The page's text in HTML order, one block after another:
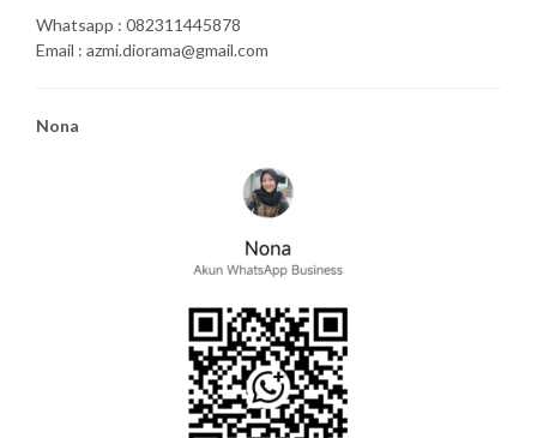
Whatsapp : 082311445878
Email : azmi.diorama@gmail.com
Nona